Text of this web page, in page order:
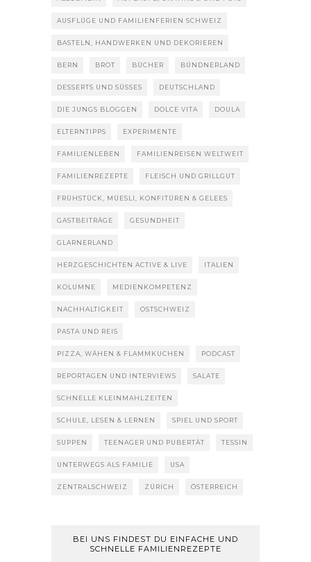
AUSFLÜGE UND FAMILIENFERIEN SCHWEIZ
BASTELN, HANDWERKEN UND DEKORIEREN
BERN BROT BÜCHER BÜNDNERLAND
DESSERTS UND SÜSSES DEUTSCHLAND
DIE JUNGS BLOGGEN DOLCE VITA DOULA
ELTERNTIPPS EXPERIMENTE
FAMILIENLEBEN FAMILIENREISEN WELTWEIT
FAMILIENREZEPTE FLEISCH UND GRILLGUT
FRÜHSTÜCK, MÜESLI, KONFITÜREN & GELEES
GASTBEITRÄGE GESUNDHEIT
GLARNERLAND
HERZGESCHICHTEN ACTIVE & LIVE ITALIEN
KOLUMNE MEDIENKOMPETENZ
NACHHALTIGKEIT OSTSCHWEIZ
PASTA UND REIS
PIZZA, WÄHEN & FLAMMKUCHEN PODCAST
REPORTAGEN UND INTERVIEWS SALATE
SCHNELLE KLEINMAHLZEITEN
SCHULE, LESEN & LERNEN SPIEL UND SPORT
SUPPEN TEENAGER UND PUBERTÄT TESSIN
UNTERWEGS ALS FAMILIE USA
ZENTRALSCHWEIZ ZÜRICH ÖSTERREICH
BEI UNS FINDEST DU EINFACHE UND
SCHNELLE FAMILIENREZEPTE